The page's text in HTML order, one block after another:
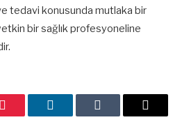
tedavi konusunda mutlaka bir
bir sağlık profesyoneline
Pinterest LinkedInTumblr E-